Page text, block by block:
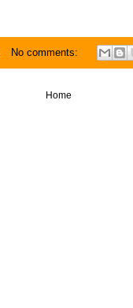
No comments:
Home